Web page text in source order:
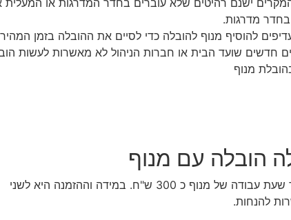
מדרגות.
להוסיף מנוף להובלה כדי לסיים את ההובלה בזמן
חדשים שועד הבית או חברות הניהול לא מאשרות לעשות
מנוף
הובלה עם מנוף
בדרך כלל מחיר שעת עבודה של מנוף כ 300 ש"ח. במידה וההזמנה היא לשני
להנחות.